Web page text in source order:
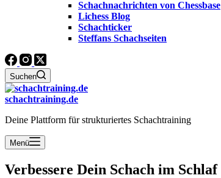
Schachnachrichten von Chessbase
Lichess Blog
Schachticker
Steffans Schachseiten
Suchen
schachtraining.de
Deine Plattform für strukturiertes Schachtraining
Menü
Verbessere Dein Schach im Schlaf